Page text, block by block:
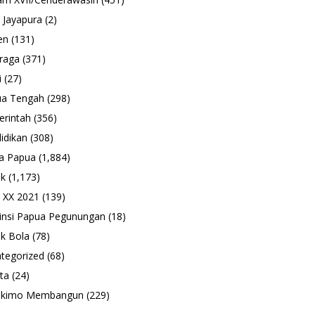
(2)
(131)
(371)
(27)
Tengah (298)
(356)
(308)
Papua (1,884)
(1,173)
2021 (139)
Papua Pegunungan (18)
Bola (78)
(68)
(24)
Membangun (229)